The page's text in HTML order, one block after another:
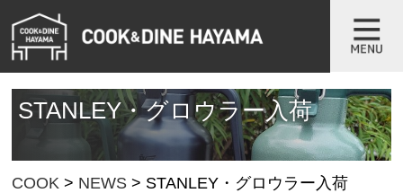
STANLEY・グロウラー入荷
COOK > NEWS > STANLEY・グロウラー入荷